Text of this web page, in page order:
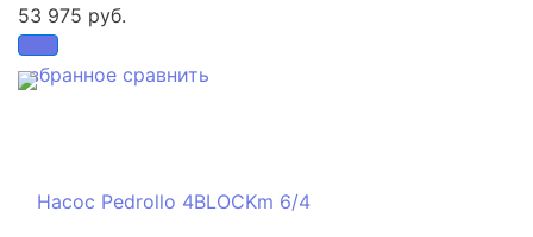
избранное сравнить
53 975 руб.